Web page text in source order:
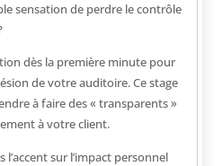
sensation de perdre le contrôle
dès la première minute pour
de votre auditoire. Ce stage
à faire des « transparents »
à votre client.
sur l’impact personnel